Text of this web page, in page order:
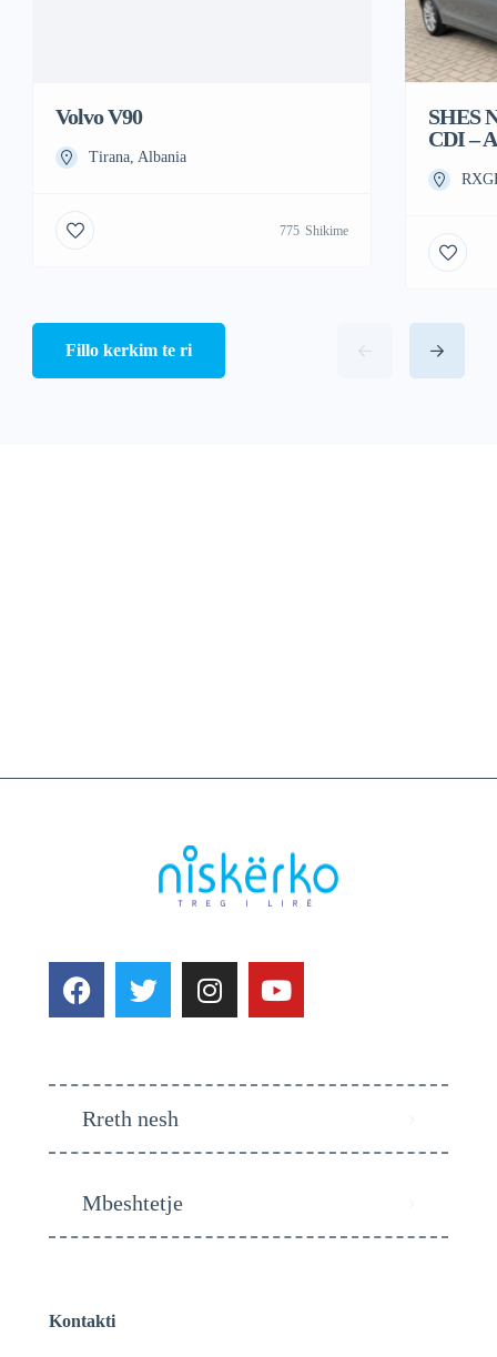
Volvo V90
Tirana, Albania
775 Shikime
SHES
CDI –
Fillo kerkim te ri
Rreth nesh
Mbeshtetje
Kontakti